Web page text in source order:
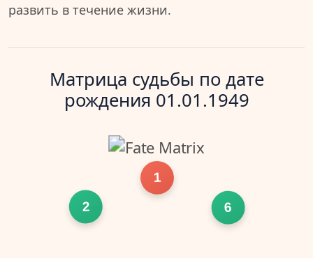
развить в течение жизни.
Матрица судьбы по дате
рождения 01.01.1949
1
2 6